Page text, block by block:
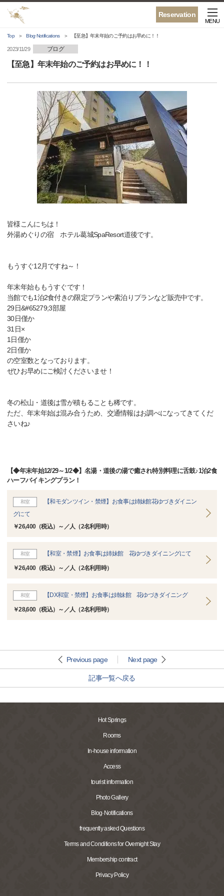
Reservation
MENU
Top Blog·Notifications 【至急】年末年始のご予約はお早めに！！
2023/11/29 ブログ
【至急】年末年始のご予約はお早めに！！
皆様こんにちは！
外湯めぐりの宿 ホテル葛城SpaResort道後です。
もうすぐ12月ですね～！
年末年始ももうすぐです！
当館でも1泊2食付きの限定プランや素泊りプランなど販売中です。
29日&#65279;3部屋
30日僅か
31日×
1日僅か
2日僅か
の空室数となっております。
ぜひお早めにご検討くださいませ！
冬の松山・道後は雪が積もることも稀です。
ただ、年末年始は混み合うため、交通情報はお調べになってきてくだ
さいね♪
【◆年末年始12/29～1/2◆】名湯・道後の湯で癒され特別料理に舌鼓♪1泊2食
ハーフバイキングプラン！
和室
【和モダンツイン・禁煙】お食事は姉妹館花ゆづきダイニン
グにて
￥26,400（税込）～／人（2名利用時）
和室 【和室・禁煙】お食事は姉妹館 花ゆづきダイニングにて
￥26,400（税込）～／人（2名利用時）
和室 【DX和室・禁煙】お食事は姉妹館 花ゆづきダイニング
￥28,600（税込）～／人（2名利用時）
Previous page Next page
記事一覧へ戻る
Hot Springs
Rooms
In-house information
Access
tourist information
Photo Gallery
Blog·Notifications
frequently asked Questions
Terms and Conditions for Overnight Stay
Membership contract
Privacy Policy